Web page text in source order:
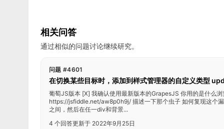
相关问答
通过相似的问题讨论继续研究。
问题 #4601
在切换某些目标时，添加到样式管理器的自定义类型
葡萄JS版本 [X] 我确认使用最新版本的GrapesJS 你用的是什么
https://jsfiddle.net/aw8p0h9j/ 描述一下那个虫子 如何复现这个
之间，然后在任一div和背景...
4 个回答更新于 2022年9月25日